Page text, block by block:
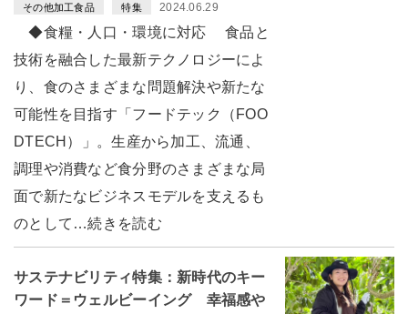
その他加工食品 特集 2024.06.29
◆食糧・人口・環境に対応 食品と
技術を融合した最新テクノロジーによ
り、食のさまざまな問題解決や新たな
可能性を目指す「フードテック（FOO
DTECH）」。生産から加工、流通、
調理や消費など食分野のさまざまな局
面で新たなビジネスモデルを支えるも
のとして…続きを読む
サステナビリティ特集：新時代のキー
ワード＝ウェルビーイング 幸福感や